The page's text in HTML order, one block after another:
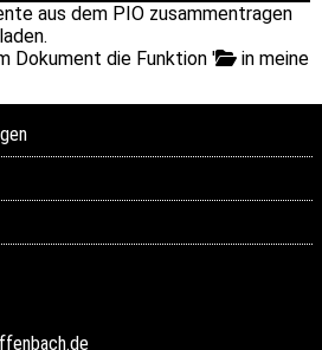
aus dem PIO zusammentragen
Dokument die Funktion '
in meine